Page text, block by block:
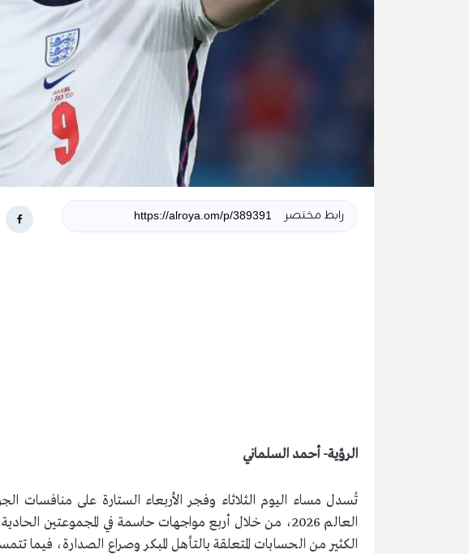
رابط مختصر
الرؤية- أحمد السلماني
تُسدل مساء اليوم الثلاثاء وفجر الأربعاء الستارة على منافسات
العالم 2026، من خلال أربع مواجهات حاسمة في المجموعتين
الكثير من الحسابات المتعلقة بالتأهل المبكر وصراع الصدارة، فيما